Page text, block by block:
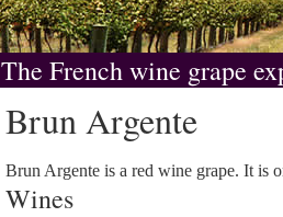
The French wine grape
Brun Argente
Brun Argente is a red wine grape. It is
Wines